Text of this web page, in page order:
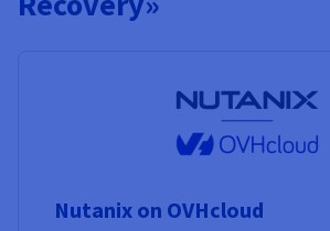
Nutanix on OVHcloud